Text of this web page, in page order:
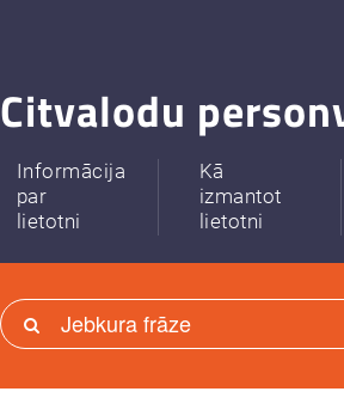
Citvalodu
Informācija
par
lietotni
Kā
izmantot
lietotni